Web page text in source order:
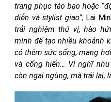
trang phục táo bạo hoặc
diễn và stylist giao”, Lại
trải nghiệm thú vị, hào
mình để tạo nhiều khoảnh
có thêm sức sống, mang
và cống hiến… Vì nghĩ
còn ngại ngùng, mà trái lại,